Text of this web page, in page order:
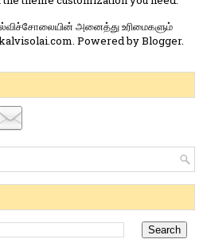
அனைத்து உரிமைகளும்
Powered byBlogger.